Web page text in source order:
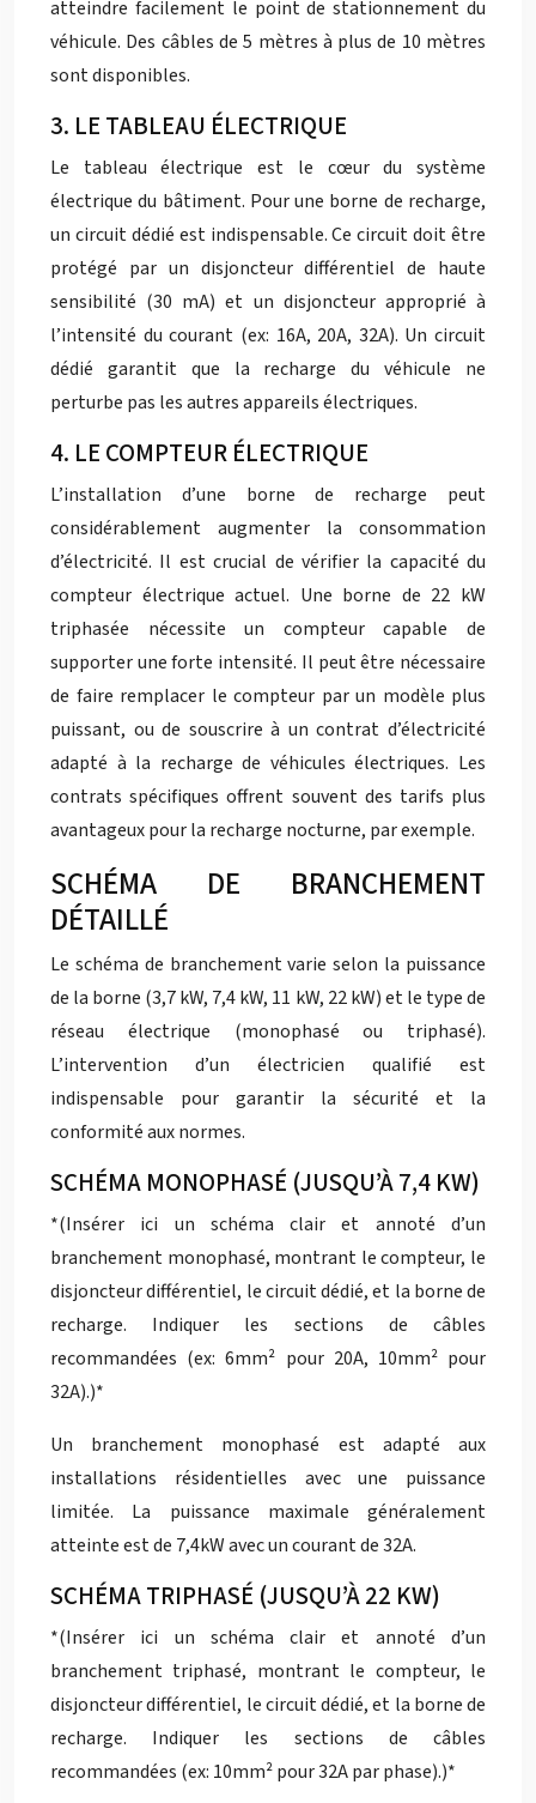
atteindre facilement le point de stationnement du
véhicule. Des câbles de 5 mètres à plus de 10 mètres
sont disponibles.
3. LE TABLEAU ÉLECTRIQUE
Le tableau électrique est le cœur du système
électrique du bâtiment. Pour une borne de recharge,
un circuit dédié est indispensable. Ce circuit doit être
protégé par un disjoncteur différentiel de haute
sensibilité (30 mA) et un disjoncteur approprié à
l’intensité du courant (ex: 16A, 20A, 32A). Un circuit
dédié garantit que la recharge du véhicule ne
perturbe pas les autres appareils électriques.
4. LE COMPTEUR ÉLECTRIQUE
L’installation d’une borne de recharge peut
considérablement augmenter la consommation
d’électricité. Il est crucial de vérifier la capacité du
compteur électrique actuel. Une borne de 22 kW
triphasée nécessite un compteur capable de
supporter une forte intensité. Il peut être nécessaire
de faire remplacer le compteur par un modèle plus
puissant, ou de souscrire à un contrat d’électricité
adapté à la recharge de véhicules électriques. Les
contrats spécifiques offrent souvent des tarifs plus
avantageux pour la recharge nocturne, par exemple.
SCHÉMA DE BRANCHEMENT
DÉTAILLÉ
Le schéma de branchement varie selon la puissance
de la borne (3,7 kW, 7,4 kW, 11 kW, 22 kW) et le type de
réseau électrique (monophasé ou triphasé).
L’intervention d’un électricien qualifié est
indispensable pour garantir la sécurité et la
conformité aux normes.
SCHÉMA MONOPHASÉ (JUSQU’À 7,4 KW)
*(Insérer ici un schéma clair et annoté d’un
branchement monophasé, montrant le compteur, le
disjoncteur différentiel, le circuit dédié, et la borne de
recharge. Indiquer les sections de câbles
recommandées (ex: 6mm² pour 20A, 10mm² pour
32A).)*
Un branchement monophasé est adapté aux
installations résidentielles avec une puissance
limitée. La puissance maximale généralement
atteinte est de 7,4kW avec un courant de 32A.
SCHÉMA TRIPHASÉ (JUSQU’À 22 KW)
*(Insérer ici un schéma clair et annoté d’un
branchement triphasé, montrant le compteur, le
disjoncteur différentiel, le circuit dédié, et la borne de
recharge. Indiquer les sections de câbles
recommandées (ex: 10mm² pour 32A par phase).)*